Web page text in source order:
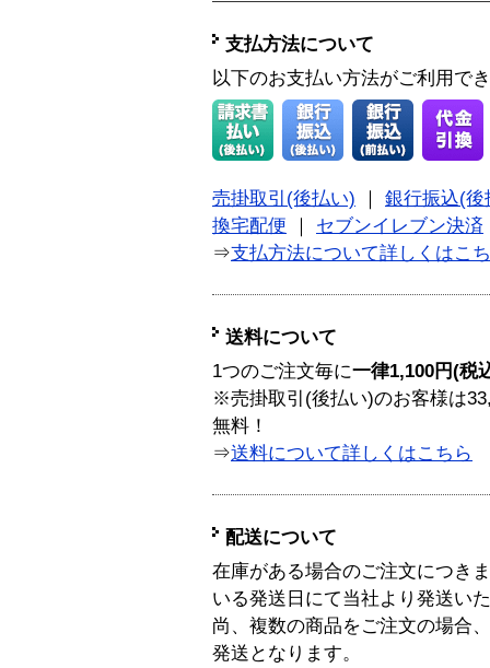
支払方法について
以下のお支払い方法がご利用で
売掛取引(後払い) ｜ 銀行振込(後
換宅配便 ｜ セブンイレブン決済
⇒支払方法について詳しくはこ
送料について
1つのご注文毎に一律1,100円(税
※売掛取引(後払い)のお客様は
無料！
⇒送料について詳しくはこちら
配送について
在庫がある場合のご注文につき
いる発送日にて当社より発送い
尚、複数の商品をご注文の場合
発送となります。